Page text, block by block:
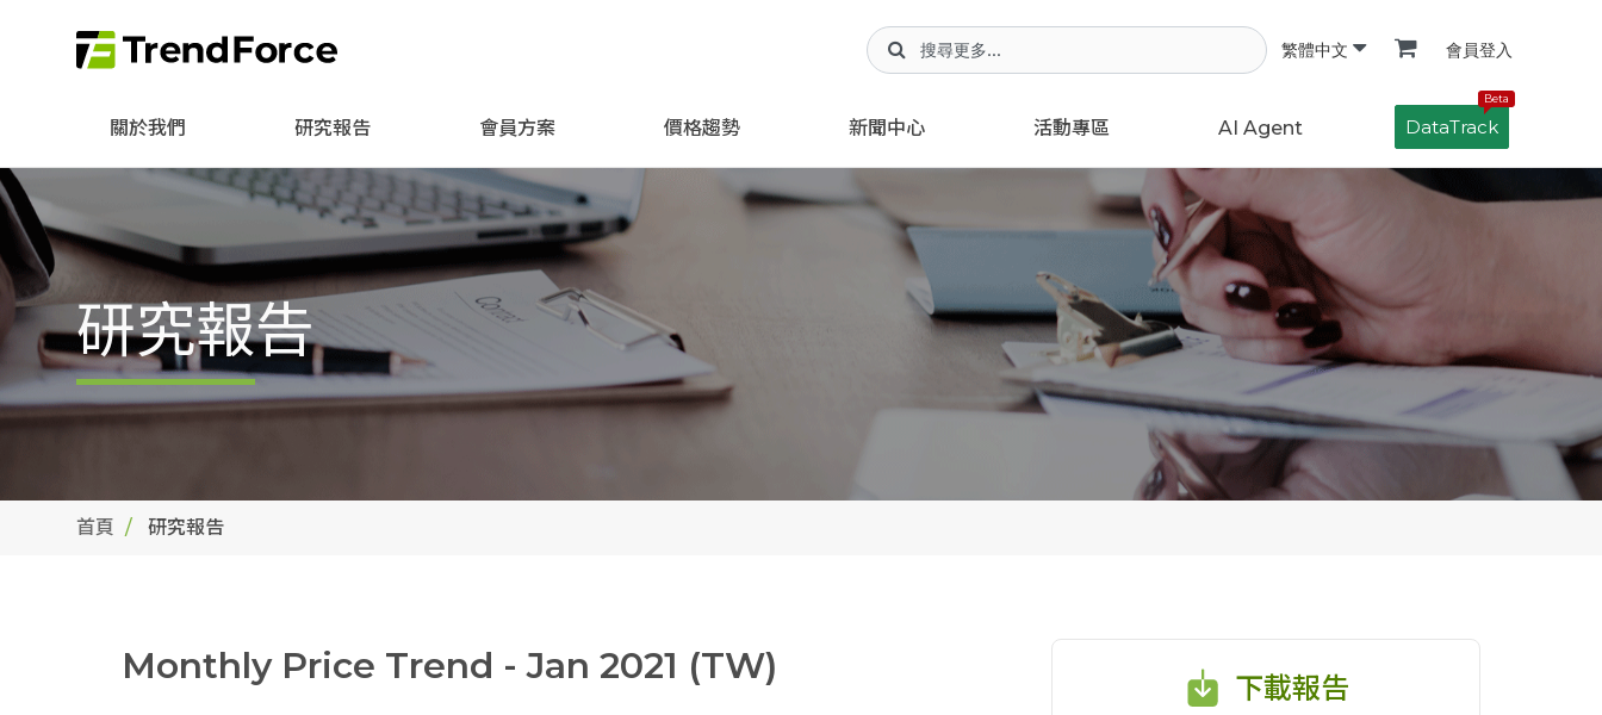
繁體中文 會員登入
關於我們 研究報告 會員方案 價格趨勢 新聞中心 活動專區 AI Agent
Beta
DataTrack
研究報告
首頁 研究報告
Monthly Price Trend - Jan 2021 (TW) 下載報告